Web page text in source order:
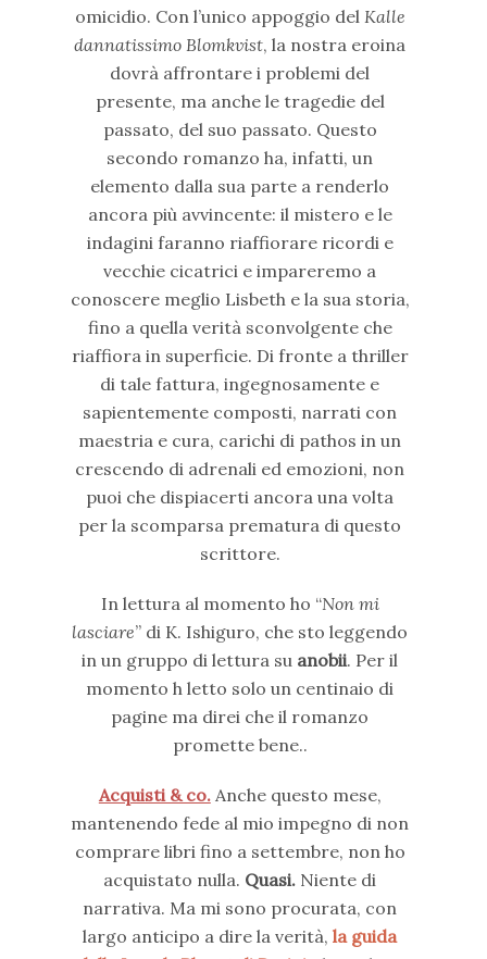
omicidio. Con l’unico appoggio del Kalle
dannatissimo Blomkvist, la nostra eroina
dovrà affrontare i problemi del
presente, ma anche le tragedie del
passato, del suo passato. Questo
secondo romanzo ha, infatti, un
elemento dalla sua parte a renderlo
ancora più avvincente: il mistero e le
indagini faranno riaffiorare ricordi e
vecchie cicatrici e impareremo a
conoscere meglio Lisbeth e la sua storia,
fino a quella verità sconvolgente che
riaffiora in superficie. Di fronte a thriller
di tale fattura, ingegnosamente e
sapientemente composti, narrati con
maestria e cura, carichi di pathos in un
crescendo di adrenali ed emozioni, non
puoi che dispiacerti ancora una volta
per la scomparsa prematura di questo
scrittore.
In lettura al momento ho “Non mi
lasciare” di K. Ishiguro, che sto leggendo
in un gruppo di lettura su anobii. Per il
momento h letto solo un centinaio di
pagine ma direi che il romanzo
promette bene..
Acquisti & co.Anche questo mese,
mantenendo fede al mio impegno di non
comprare libri fino a settembre, non ho
acquistato nulla. Quasi. Niente di
narrativa. Ma mi sono procurata, con
largo anticipo a dire la verità,la guida